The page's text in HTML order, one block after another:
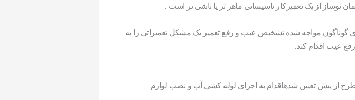
نوساز از یک تعمیرکار تاسیساتی ماهر تر یا ناشی تر است .
گوناگون مواجه شده تشخیص عیب و رفع تعمیر یک مشکل تعمیراتی را به
عیب اقدام کند.
از پیش تعیین شدهاقدام به اجرای لوله کشی آب و نصب لوازم